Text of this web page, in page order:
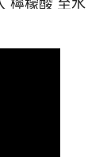
動 螺旋波 模
，出水量也
水管老化，
是咖啡色，
垢，洗出來
，是因為裡
的水，是因